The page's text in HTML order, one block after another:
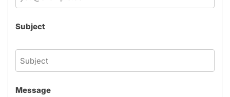
Subject
Message